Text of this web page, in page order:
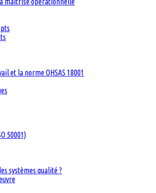
et la norme OHSAS 18001
50001)
systèmes qualité ?